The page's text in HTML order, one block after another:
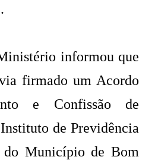
informou que
firmado um Acordo
e Confissão de
de Previdência
do Município de Bom